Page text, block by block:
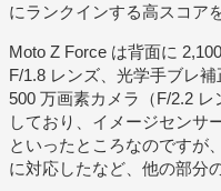
にランクインする高スコア
Moto Z Force は背面に
F/1.8 レンズ、光学手ブレ
500 万画素カメラ（F/2.2
しており、イメージセンサ
といったところなのですが
に対応したなど、他の部分